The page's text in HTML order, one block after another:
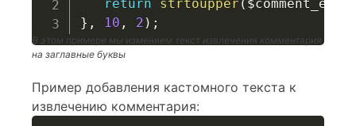
return
strtoupper (
} , 10 , 2 ) ;
В этом примере мы изменяем текст извлечения комментария
на заглавные буквы
Пример добавления кастомного текста к
извлечению комментария: